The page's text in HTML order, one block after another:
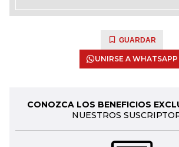
GUARDAR
UNIRSE A WHATSAPP
CONOZCA LOS BENEFICIOS
NUESTROS